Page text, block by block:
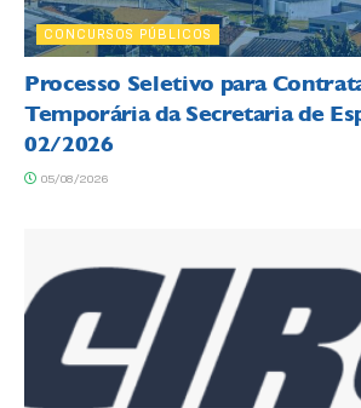
CONCURSOS PÚBLICOS
Processo Seletivo para
Temporária da Secretaria de
02/2026
05/08/2026